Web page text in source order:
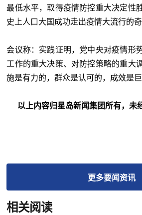
最低水平，取得疫情防控重大决定性
史上人口大国成功走出疫情大流行的奇
会议称：实践证明，党中央对疫情形
工作的重大决策、对防控策略的重大
施是有力的，群众是认可的，成效是巨
以上内容归星岛新闻集团所有，未
更多要闻资讯
相关阅读